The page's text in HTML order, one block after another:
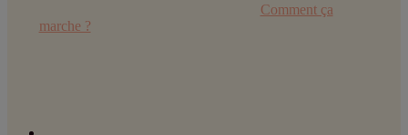
Comment ça
marche ?